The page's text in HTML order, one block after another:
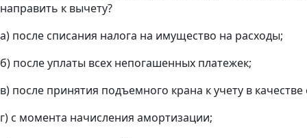
направить к вычету?
а) после списания налога на имущество на расходы;
б) после уплаты всех непогашенных платежек;
в) после принятия подъемного крана к учету в
г) с момента начисления амортизации;